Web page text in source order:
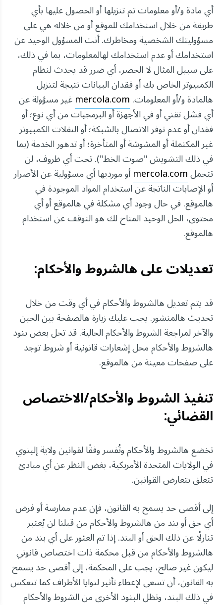
أي مادة و/أو معلومات تم تنزيلها أو الحصول عليها بأي
طريقة من خلال استخدامك للموقع أو من خلاله هي على
مسؤوليتك الشخصية ومخاطرك. أنت المسؤول الوحيد عن
استخدامك أو عدم استخدامك لهالمعلومات، بما في ذلك،
على سبيل المثال لا الحصر، أي ضرر قد يحدث لنظام
الكمبيوتر الخاص بك أو فقدان البيانات نتيجة لتنزيل
هالمادة و/أو المعلومات.mercola.comغير مسؤولة عن
أي فشل تقني أو في الأجهزة أو البرمجيات من أي نوع؛ أو
فقدان أو عدم توفر الاتصال بالشبكة؛ أو النقلات الكمبيوتر
غير المكتملة أو المشوشة أو المتأخرة؛ أو تدهور الخدمة (بما
في ذلك التشويش "صوت الخط"). تحت أي ظروف، لن
تتحملmercola.comأو مورديها أي مسؤولية عن الأضرار
أو الإصابات الناتجة عن استخدام المواد الموجودة في
هالموقع. في حال وجود أي مشكلة في هالموقع أو أي
محتوى، الحل الوحيد المتاح لك هو التوقف عن استخدام
هالموقع.
تعديلات على هالشروط والأحكام:
قد يتم تعديل هالشروط والأحكام في أي وقت من خلال
تحديث هالمنشور. يجب عليك زيارة هالصفحة بين الحين
والآخر لمراجعة الشروط والأحكام الحالية. قد تحل بعض بنود
هالشروط والأحكام محل إشعارات قانونية أو شروط توجد
على صفحات معينة من هالموقع.
تنفيذ الشروط والأحكام/الاختصاص
القضائي:
تخضع هالشروط والأحكام وتُفسر وفقًا لقوانين ولاية إلينوي
في الولايات المتحدة الأمريكية، بغض النظر عن أي مبادئ
تتعلق بتعارض القوانين.
إلى أقصى حد يسمح به القانون، فإن عدم ممارسة أو فرض
أي حق أو بند من هالشروط والأحكام من قبلنا لن يُعتبر
تنازلًا عن ذلك الحق أو البند. إذا تم العثور على أي بند من
هالشروط والأحكام من قبل محكمة ذات اختصاص قانوني
ليكون غير صالح، يجب على المحكمة، إلى أقصى حد يسمح
به القانون، أن تسعى لإعطاء تأثير لنوايا الأطراف كما تنعكس
في ذلك البند، وتظل البنود الأخرى من الشروط والأحكام